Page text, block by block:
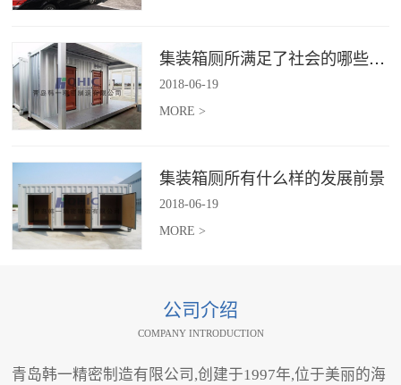
集装箱厕所满足了社会的哪些需求
2018-06-19
MORE >
集装箱厕所有什么样的发展前景
2018-06-19
MORE >
公司介绍
COMPANY INTRODUCTION
青岛韩一精密制造有限公司,创建于1997年,位于美丽的海